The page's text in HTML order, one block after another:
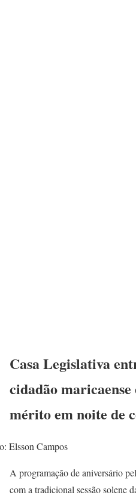
Casa Legislativa
cidadão
mérito em noite de
Elsson Campos
A programação de aniversário
com a tradicional sessão solene